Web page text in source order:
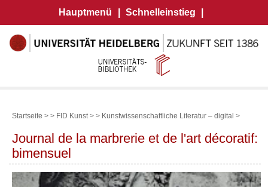
Hauptmenü Schnelleinstieg
Startseite > > FID Kunst > > Kunstwissenschaftliche Literatur – digital >
Journal de la marbrerie et de l'art décoratif:
bimensuel